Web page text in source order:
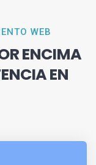
WEB
ENCIMA
EN